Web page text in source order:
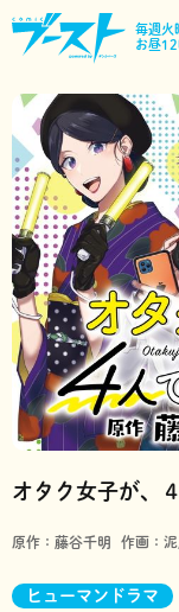
毎週火
お昼
オタク女子が、
原作： 藤谷千明 作画：
ヒューマンドラマ